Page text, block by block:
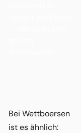
Bei Wettboersen
ist es ähnlich: